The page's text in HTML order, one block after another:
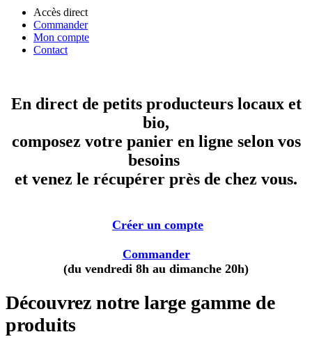
Accès direct
Commander
Mon compte
Contact
En direct de petits producteurs locaux et
bio,
composez votre panier en ligne selon vos
besoins
et venez le récupérer près de chez vous.
Créer un compte
Commander
(du vendredi 8h au dimanche 20h)
Découvrez notre large gamme de
produits